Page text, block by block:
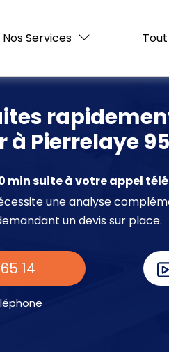
Nos Services
Pierrelaye
min suite à votre appel
une analyse
un devis sur place.
14